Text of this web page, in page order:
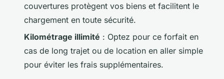
couvertures protègent vos biens et facilitent le
chargement en toute sécurité.
Kilométrage illimité : Optez pour ce forfait en
cas de long trajet ou de location en aller simple
pour éviter les frais supplémentaires.